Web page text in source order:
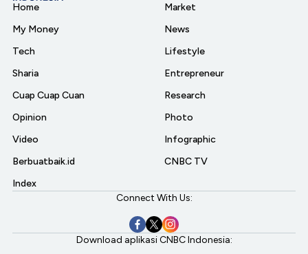
Home
My Money
Tech
Sharia
Cuap Cuap Cuan
Opinion
Video
Berbuatbaik.id
Index
Market
News
Lifestyle
Entrepreneur
Research
Photo
Infographic
CNBC TV
Connect With Us:
Download aplikasi CNBC Indonesia: